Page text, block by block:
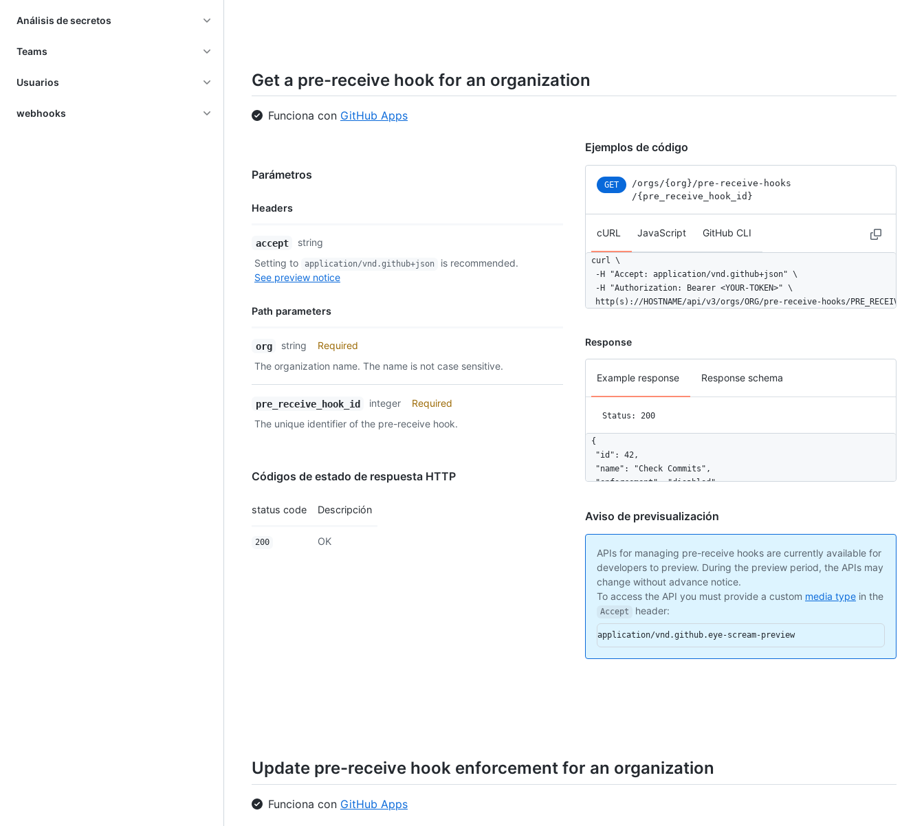
Análisis de secretos
Teams
Usuarios
webhooks
Get a pre-receive hook for an organization
Funciona con GitHub Apps
Parámetros
Headers
Description
accept
string
Setting to
application/vnd.github+json
is recommended.
See preview notice
Path parameters
Name,
Description
org string
Required
The organization name. The name is not case sensitive.
pre_receive_hook_id integer
Required
The unique identifier of the pre-receive hook.
Códigos de estado de respuesta HTTP
status code Descripción
200 OK
Ejemplos de código
GET /orgs/{org}/pre-receive-hooks
/{pre_receive_hook_id}
cURL JavaScript GitHub CLI
curl \
  -H "Accept: application/vnd.github+json" \
  -H "Authorization: Bearer <YOUR-TOKEN>" \
http(s)://HOSTNAME/api/v3/orgs/ORG/pre-receive-hooks/
Response
Example response Response schema
Status: 200
{
  "id": 42,
  "name": "Check Commits",
  "enforcement": "disabled",
  "allow_downstream_configuration": true
Aviso de previsualización
APIs for managing pre-receive hooks are currently available for
developers to preview. During the preview period, the APIs may
change without advance notice.
To access the API you must provide a custom media type in the
Accept header:
application/vnd.github.eye-scream-preview
Update pre-receive hook enforcement for an organization
Funciona con GitHub Apps